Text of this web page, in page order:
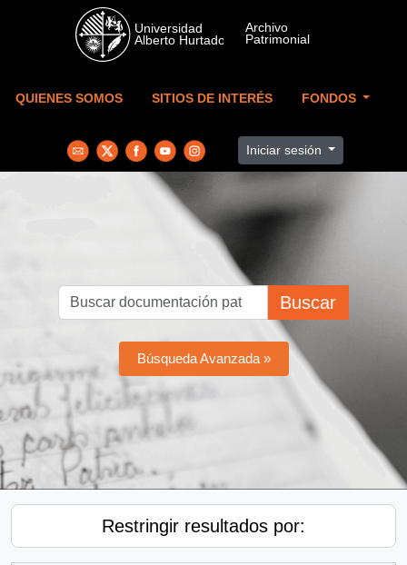
Skip to main content
QUIENES SOMOS SITIOS DE INTERÉS FONDOS
Iniciar sesión
Buscar
Búsqueda Avanzada »
Restringir resultados por: